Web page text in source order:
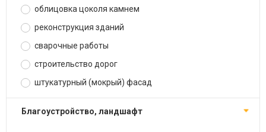
облицовка цоколя камнем
реконструкция зданий
сварочные работы
строительство дорог
штукатурный (мокрый) фасад
благоустройство, ландшафт